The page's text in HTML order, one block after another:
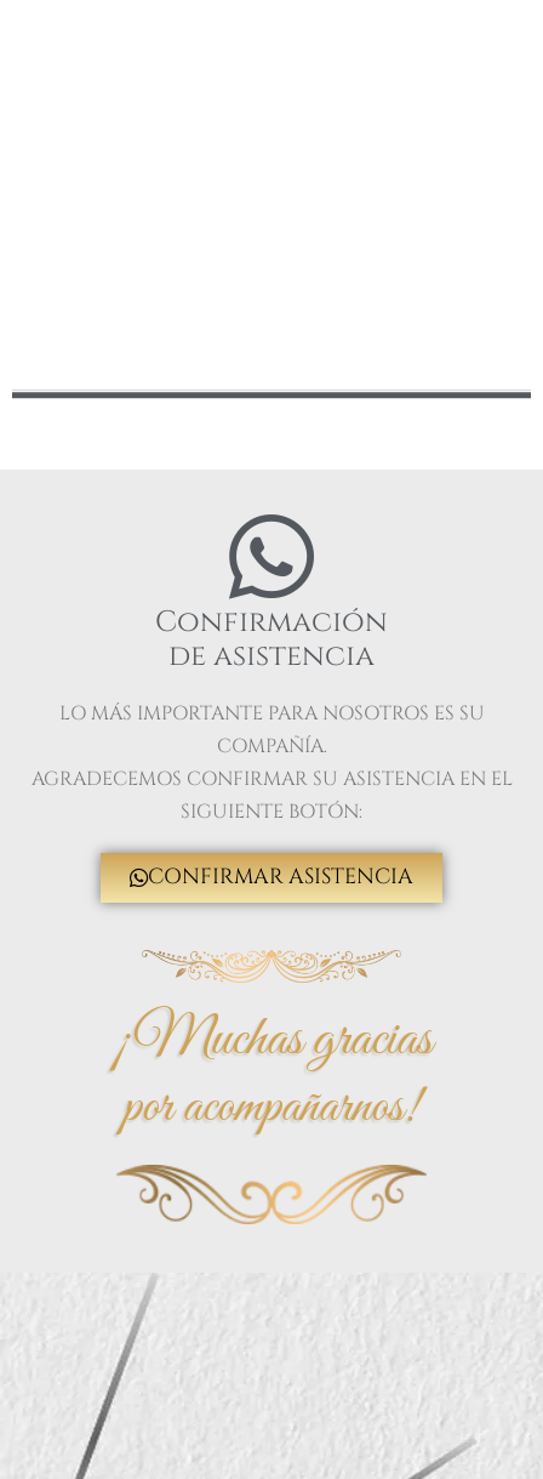
Confirmación
de asistencia
LO MÁS IMPORTANTE PARA NOSOTROS ES SU
COMPAÑÍA.
AGRADECEMOS CONFIRMAR SU ASISTENCIA EN EL
SIGUIENTE BOTÓN:
CONFIRMAR ASISTENCIA
¡Muchas gracias
por acompañarnos!